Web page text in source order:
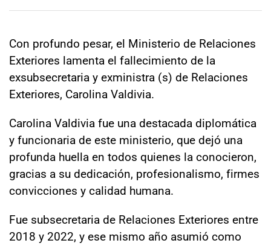
Con profundo pesar, el Ministerio de Relaciones
Exteriores lamenta el fallecimiento de la
exsubsecretaria y exministra (s) de Relaciones
Exteriores, Carolina Valdivia.
Carolina Valdivia fue una destacada diplomática
y funcionaria de este ministerio, que dejó una
profunda huella en todos quienes la conocieron,
gracias a su dedicación, profesionalismo, firmes
convicciones y calidad humana.
Fue subsecretaria de Relaciones Exteriores entre
2018 y 2022, y ese mismo año asumió como